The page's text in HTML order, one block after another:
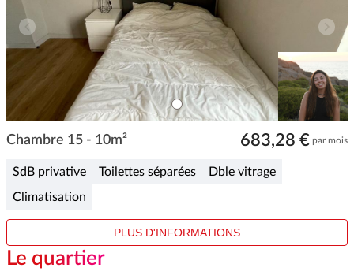
ITEM
1
Chambre 15 - 10m² 683,28 € par mois
SdB privative Toilettes séparées
Dble vitrage
Climatisation
PLUS D'INFORMATIONS
Le quartier